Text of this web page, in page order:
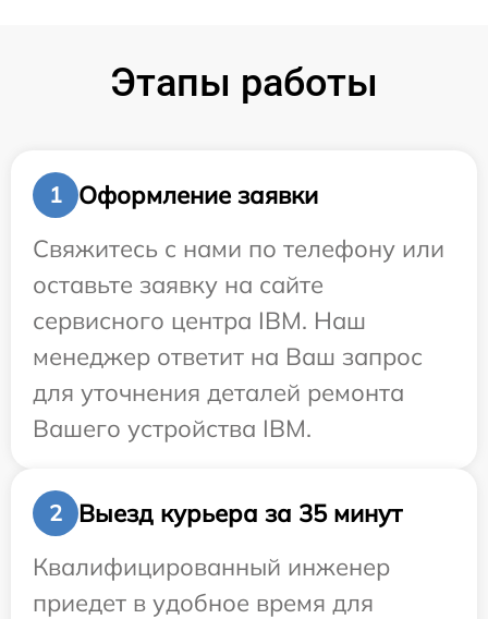
Этапы работы
1
Оформление заявки
Свяжитесь с нами по телефону или
оставьте заявку на сайте
сервисного центра IBM. Наш
менеджер ответит на Ваш запрос
для уточнения деталей ремонта
Вашего устройства IBM.
2
Выезд курьера за 35 минут
Квалифицированный инженер
приедет в удобное время для